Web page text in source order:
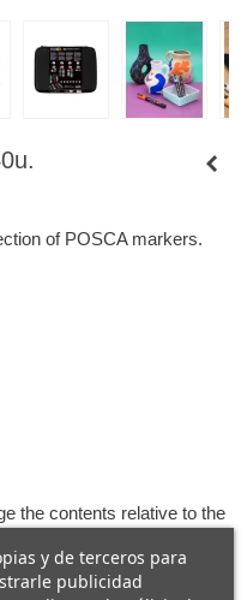
of POSCA markers.
the contents relative to the
y de terceros para
publicidad